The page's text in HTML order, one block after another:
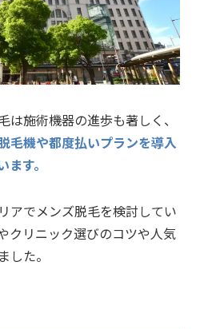
は施術機器の進歩も著しく、
毛機や都度払いプランを導入
す。
アでメンズ脱毛を検討してい
クリニック選びのコツや人気
した。